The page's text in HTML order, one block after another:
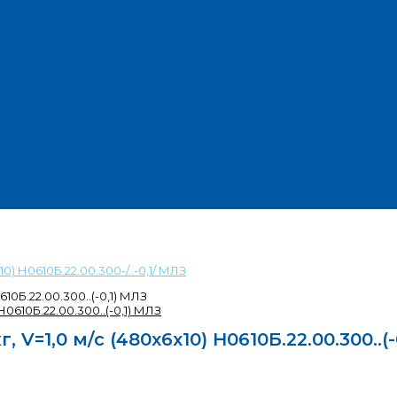
Н0610Б.22.00.300-/..-0,1/ МЛЗ
0,1) МЛЗ
V=1,0 м/с (480х6х10)